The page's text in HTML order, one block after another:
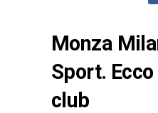
Monza
Sport.
club